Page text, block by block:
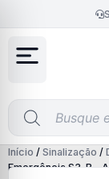
Início / Sinalização /
Emergência S3-B –